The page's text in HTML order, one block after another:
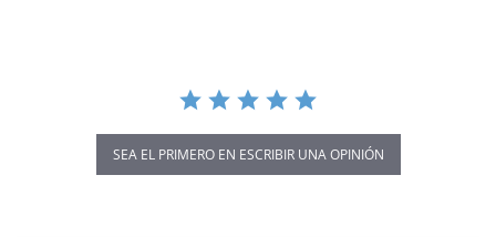
SEA EL PRIMERO EN ESCRIBIR UNA OPINIÓN